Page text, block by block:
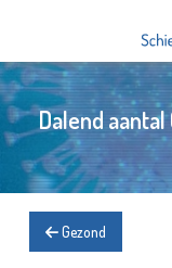
Dalend
Gezond